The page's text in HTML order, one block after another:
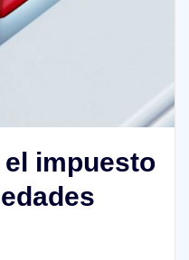
impuesto